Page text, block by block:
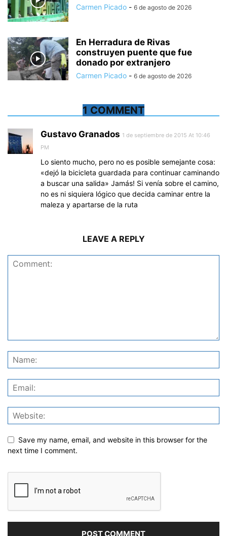
Carmen Picado - 6 de agosto de 2026
En Herradura de Rivas
construyen puente que fue
donado por extranjero
Carmen Picado - 6 de agosto de 2026
1 COMMENT
Gustavo Granados 1 de septiembre de 2015 At 10:46
PM
Lo siento mucho, pero no es posible semejante cosa:
«dejó la bicicleta guardada para continuar caminando
a buscar una salida» Jamás! Si venía sobre el camino,
no es ni siquiera lógico que decida caminar entre la
maleza y apartarse de la ruta
LEAVE A REPLY
Save my name, email, and website in this browser for the
next time I comment.